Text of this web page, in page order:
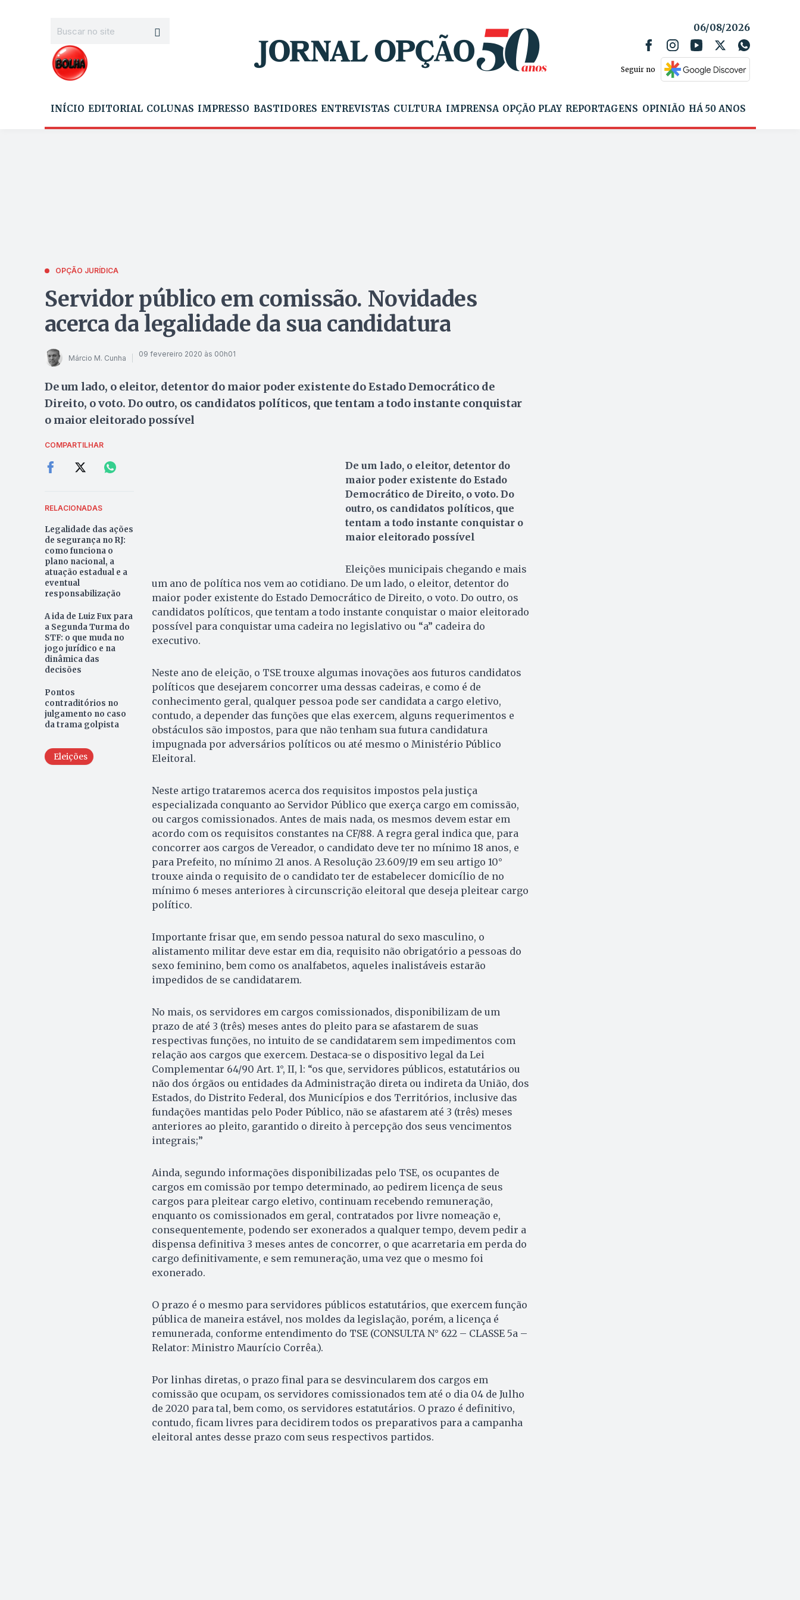
06/08/2026
Seguir no
INÍCIO EDITORIAL COLUNAS IMPRESSO BASTIDORES ENTREVISTAS CULTURA IMPRENSA OPÇÃO PLAY REPORTAGENS OPINIÃO HÁ 50 ANOS
OPÇÃO JURÍDICA
Servidor público em comissão. Novidades
acerca da legalidade da sua candidatura
Márcio M. Cunha 09 fevereiro 2020 às 00h01
De um lado, o eleitor, detentor do maior poder existente do Estado Democrático de
Direito, o voto. Do outro, os candidatos políticos, que tentam a todo instante conquistar
o maior eleitorado possível
COMPARTILHAR
RELACIONADAS
Legalidade das ações
de segurança no RJ:
como funciona o
plano nacional, a
atuação estadual e a
eventual
responsabilização
A ida de Luiz Fux para
a Segunda Turma do
STF: o que muda no
jogo jurídico e na
dinâmica das
decisões
Pontos
contraditórios no
julgamento no caso
da trama golpista
Eleições
De um lado, o eleitor, detentor do
maior poder existente do Estado
Democrático de Direito, o voto. Do
outro, os candidatos políticos, que
tentam a todo instante conquistar o
maior eleitorado possível
Eleições municipais chegando e mais
um ano de política nos vem ao cotidiano. De um lado, o eleitor, detentor do
maior poder existente do Estado Democrático de Direito, o voto. Do outro, os
candidatos políticos, que tentam a todo instante conquistar o maior eleitorado
possível para conquistar uma cadeira no legislativo ou “a” cadeira do
executivo.
Neste ano de eleição, o TSE trouxe algumas inovações aos futuros candidatos
políticos que desejarem concorrer uma dessas cadeiras, e como é de
conhecimento geral, qualquer pessoa pode ser candidata a cargo eletivo,
contudo, a depender das funções que elas exercem, alguns requerimentos e
obstáculos são impostos, para que não tenham sua futura candidatura
impugnada por adversários políticos ou até mesmo o Ministério Público
Eleitoral.
Neste artigo trataremos acerca dos requisitos impostos pela justiça
especializada conquanto ao Servidor Público que exerça cargo em comissão,
ou cargos comissionados. Antes de mais nada, os mesmos devem estar em
acordo com os requisitos constantes na CF/88. A regra geral indica que, para
concorrer aos cargos de Vereador, o candidato deve ter no mínimo 18 anos, e
para Prefeito, no mínimo 21 anos. A Resolução 23.609/19 em seu artigo 10°
trouxe ainda o requisito de o candidato ter de estabelecer domicílio de no
mínimo 6 meses anteriores à circunscrição eleitoral que deseja pleitear cargo
político.
Importante frisar que, em sendo pessoa natural do sexo masculino, o
alistamento militar deve estar em dia, requisito não obrigatório a pessoas do
sexo feminino, bem como os analfabetos, aqueles inalistáveis estarão
impedidos de se candidatarem.
No mais, os servidores em cargos comissionados, disponibilizam de um
prazo de até 3 (três) meses antes do pleito para se afastarem de suas
respectivas funções, no intuito de se candidatarem sem impedimentos com
relação aos cargos que exercem. Destaca-se o dispositivo legal da Lei
Complementar 64/90 Art. 1°, II, l: “os que, servidores públicos, estatutários ou
não dos órgãos ou entidades da Administração direta ou indireta da União, dos
Estados, do Distrito Federal, dos Municípios e dos Territórios, inclusive das
fundações mantidas pelo Poder Público, não se afastarem até 3 (três) meses
anteriores ao pleito, garantido o direito à percepção dos seus vencimentos
integrais;”
Ainda, segundo informações disponibilizadas pelo TSE, os ocupantes de
cargos em comissão por tempo determinado, ao pedirem licença de seus
cargos para pleitear cargo eletivo, continuam recebendo remuneração,
enquanto os comissionados em geral, contratados por livre nomeação e,
consequentemente, podendo ser exonerados a qualquer tempo, devem pedir a
dispensa definitiva 3 meses antes de concorrer, o que acarretaria em perda do
cargo definitivamente, e sem remuneração, uma vez que o mesmo foi
exonerado.
O prazo é o mesmo para servidores públicos estatutários, que exercem função
pública de maneira estável, nos moldes da legislação, porém, a licença é
remunerada, conforme entendimento do TSE (CONSULTA N° 622 – CLASSE 5a –
Relator: Ministro Maurício Corrêa.).
Por linhas diretas, o prazo final para se desvincularem dos cargos em
comissão que ocupam, os servidores comissionados tem até o dia 04 de Julho
de 2020 para tal, bem como, os servidores estatutários. O prazo é definitivo,
contudo, ficam livres para decidirem todos os preparativos para a campanha
eleitoral antes desse prazo com seus respectivos partidos.